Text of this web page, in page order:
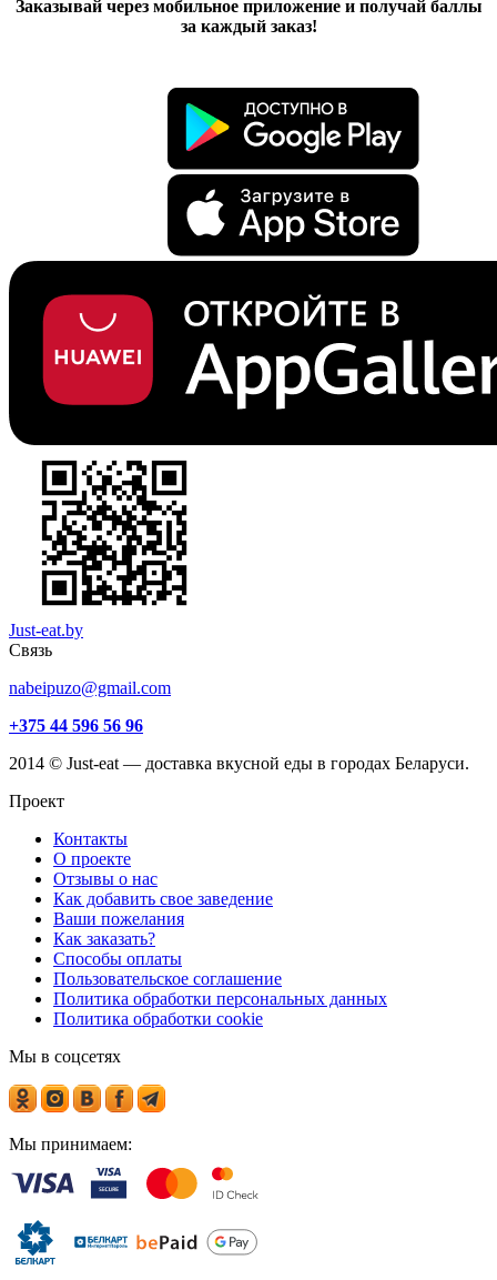
Заказывай через мобильное приложение и получай баллы
за каждый заказ!
Just-eat.by
Связь
nabeipuzo@gmail.com
+375 44 596 56 96
2014 © Just-eat — доставка вкусной еды в городах Беларуси.
Проект
Контакты
О проекте
Отзывы о нас
Как добавить свое заведение
Ваши пожелания
Как заказать?
Способы оплаты
Пользовательское соглашение
Политика обработки персональных данных
Политика обработки cookie
Мы в соцсетях
Мы принимаем: